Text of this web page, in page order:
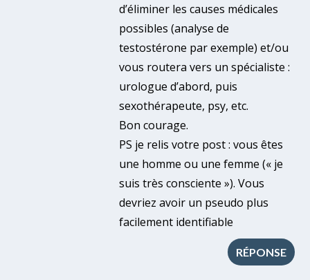
d’éliminer les causes médicales
possibles (analyse de
testostérone par exemple) et/ou
vous routera vers un spécialiste :
urologue d’abord, puis
sexothérapeute, psy, etc.
Bon courage.
PS je relis votre post : vous êtes
une homme ou une femme (« je
suis très consciente »). Vous
devriez avoir un pseudo plus
facilement identifiable
RÉPONSE